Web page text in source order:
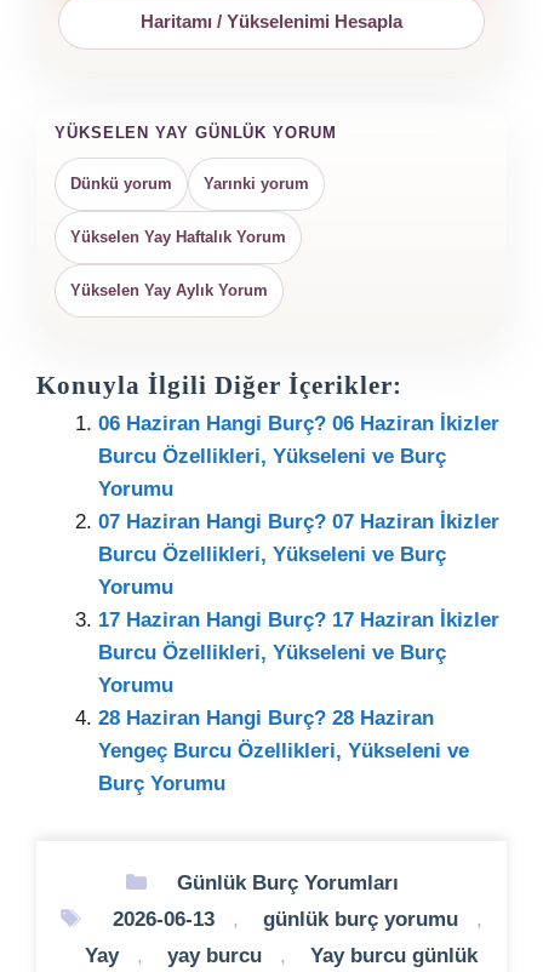
Haritamı / Yükselenimi Hesapla
YÜKSELEN YAY GÜNLÜK YORUM
Dünkü yorum Yarınki yorum
Yükselen Yay Haftalık Yorum
Yükselen Yay Aylık Yorum
Konuyla İlgili Diğer İçerikler:
06 Haziran Hangi Burç? 06 Haziran İkizler
Burcu Özellikleri, Yükseleni ve Burç
Yorumu
07 Haziran Hangi Burç? 07 Haziran İkizler
Burcu Özellikleri, Yükseleni ve Burç
Yorumu
17 Haziran Hangi Burç? 17 Haziran İkizler
Burcu Özellikleri, Yükseleni ve Burç
Yorumu
28 Haziran Hangi Burç? 28 Haziran
Yengeç Burcu Özellikleri, Yükseleni ve
Burç Yorumu
Kategoriler
Günlük Burç Yorumları
Etiketler
2026-06-13 , günlük burç yorumu
,
Yay
, yay burcu , Yay burcu günlük